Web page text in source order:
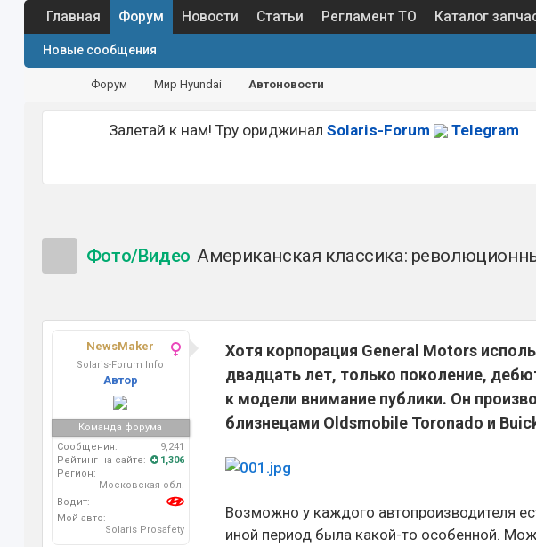
Главная Форум
Новые сообщения
Новости Статьи Регламент ТО Каталог
Форум Мир Hyundai Автоновости
Залетай к нам! Тру ориджинал Solaris-Forum Telegram
Фото/Видео Американская классика:
NewsMaker
Solaris-Forum Info
Автор
Команда форума
Сообщения:
9,241
Рейтинг на сайте:
1,306
Регион:
Московская обл.
Водит:
Мой авто:
Solaris Prosafety
Хотя корпорация General Motors
двадцать лет, только поколение,
к модели внимание публики. Он
близнецами Oldsmobile Toronado и
Возможно у каждого автопроизводителя
иной период была какой-то особенной.